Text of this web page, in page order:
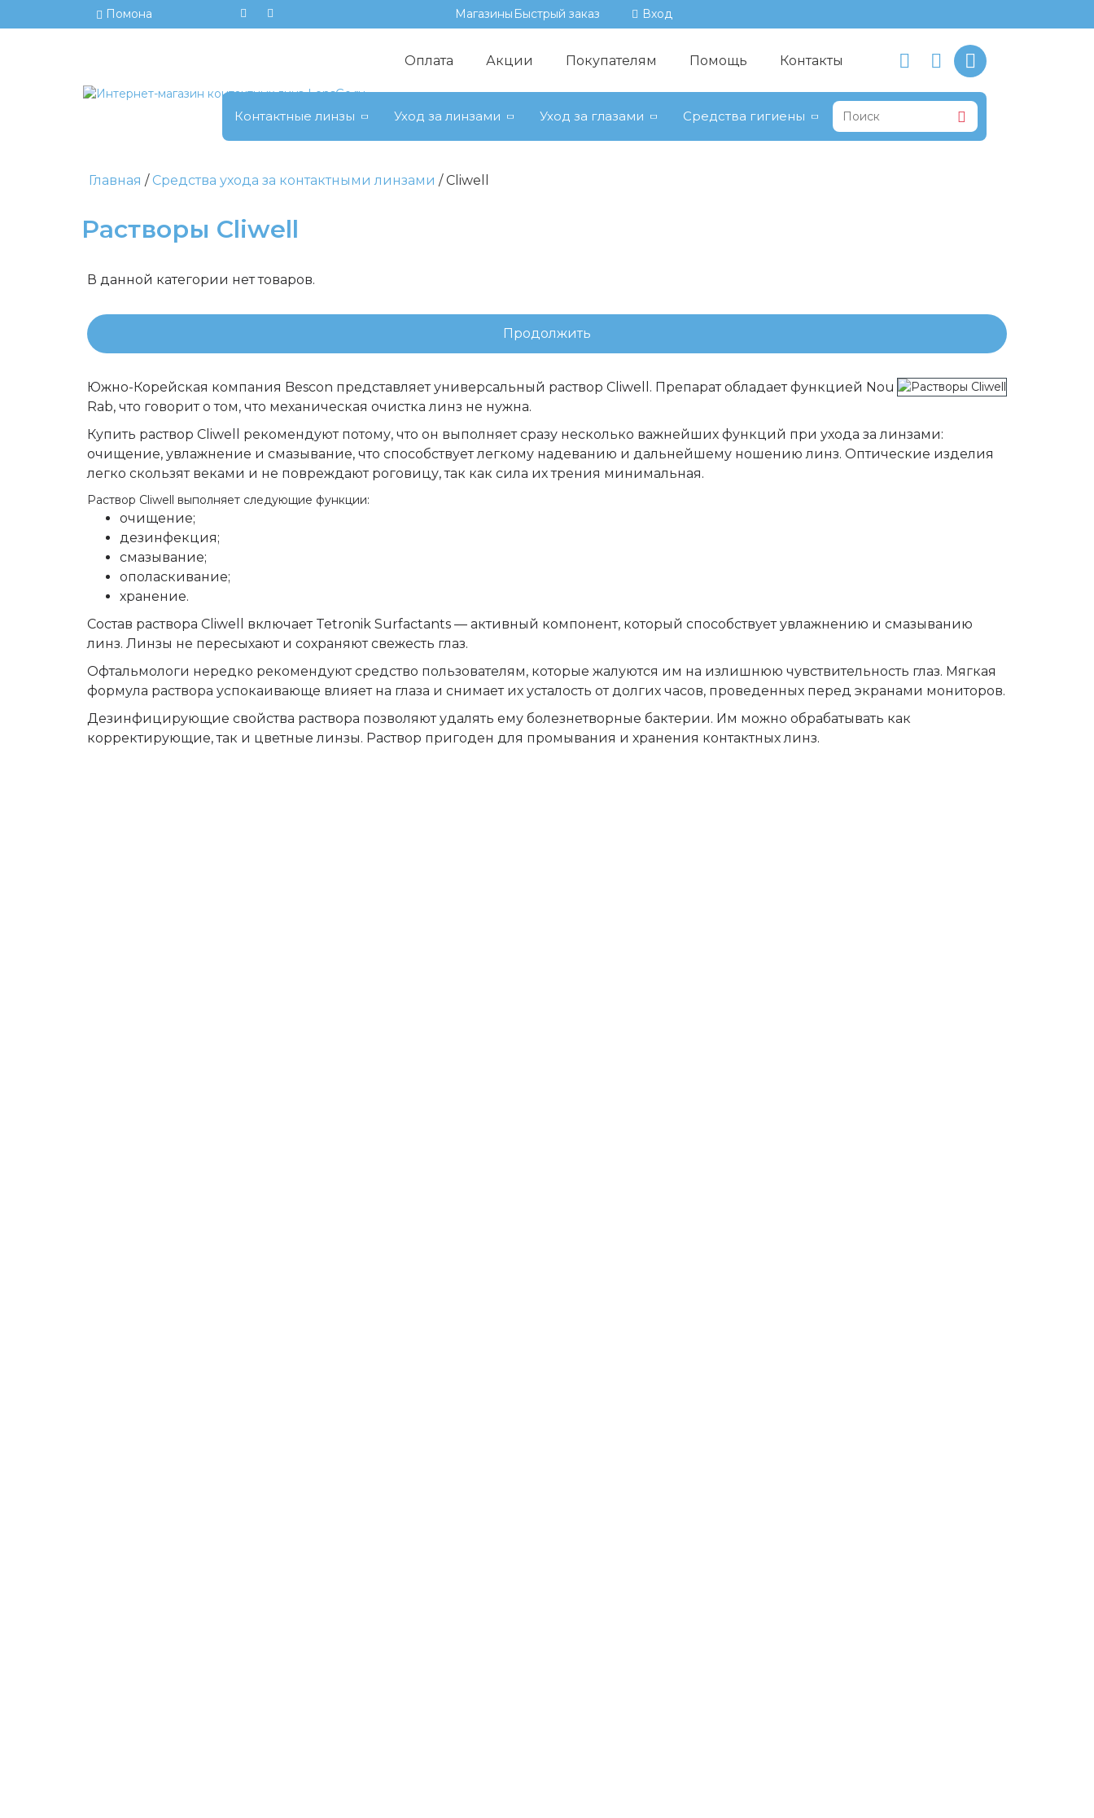
Помона Магазины Быстрый заказ Вход
Оплата Акции Покупателям Помощь Контакты
Контактные линзы Уход за линзами Уход за глазами Средства гигиены
Главная Средства ухода за контактными линзами Cliwell
Растворы Cliwell
Южно-Корейская компания Bescon представляет универсальный раствор Cliwell. Препарат обладает функцией Nou
Rab, что говорит о том, что механическая очистка линз не нужна.
Купить раствор Cliwell рекомендуют потому, что он выполняет сразу несколько важнейших функций при ухода за линзами:
очищение, увлажнение и смазывание, что способствует легкому надеванию и дальнейшему ношению линз. Оптические изделия
легко скользят веками и не повреждают роговицу, так как сила их трения минимальная.
Раствор Cliwell выполняет следующие функции:
очищение;
дезинфекция;
смазывание;
ополаскивание;
хранение.
Состав раствора Cliwell включает Tetronik Surfactants — активный компонент, который способствует увлажнению и смазыванию
линз. Линзы не пересыхают и сохраняют свежесть глаз.
Офтальмологи нередко рекомендуют средство пользователям, которые жалуются им на излишнюю чувствительность глаз. Мягкая
формула раствора успокаивающе влияет на глаза и снимает их усталость от долгих часов, проведенных перед экранами мониторов.
Дезинфицирующие свойства раствора позволяют удалять ему болезнетворные бактерии. Им можно обрабатывать как
корректирующие, так и цветные линзы. Раствор пригоден для промывания и хранения контактных линз.
В данной категории нет товаров.
Продолжить